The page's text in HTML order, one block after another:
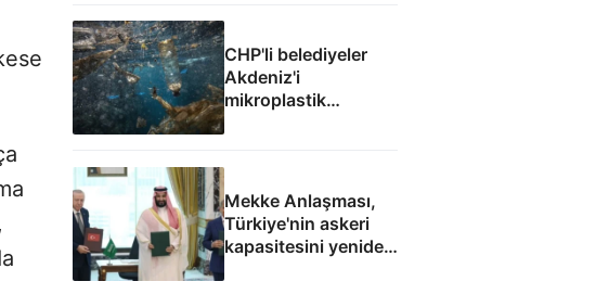
CHP'li belediyeler
Akdeniz'i
mikroplastik
felaketine teslim etti
Mekke Anlaşması,
Türkiye'nin askeri
kapasitesini yeniden
uluslararası